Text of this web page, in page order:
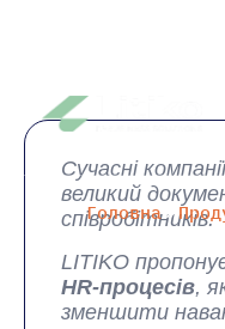
Головна»
Сучасні
великий
співробітників.
LITIKO
HR-процесів,
зменшити